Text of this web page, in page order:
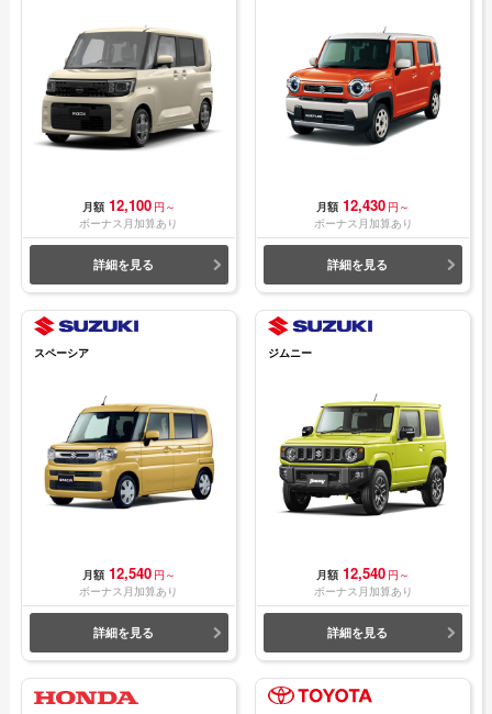
月額 12,100 円～
ボーナス月加算あり
詳細を見る
月額 12,430 円～
ボーナス月加算あり
詳細を見る
スペーシア
月額 12,540 円～
ボーナス月加算あり
詳細を見る
ジムニー
月額 12,540 円～
ボーナス月加算あり
詳細を見る